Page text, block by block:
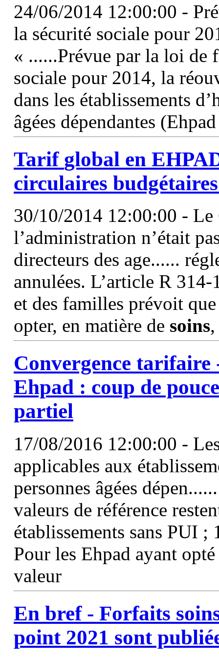
24/06/2014 12:00:00 -
la sécurité sociale pour
« ......Prévue par la loi de
sociale pour 2014, la
dans les établissements
âgées dépendantes (Ehpad
Tarif global en
circulaires
30/10/2014 12:00:00 - Le
l’administration n’était
directeurs des age......
annulées. L’article R
et des familles prévoit
opter, en matière de soins
Convergence
Ehpad : coup de
partiel
17/08/2016 12:00:00 -
applicables aux
personnes âgées
valeurs de référence
établissements sans PUI
Pour les Ehpad ayant
valeur
En bref - Forfaits
point 2021 sont